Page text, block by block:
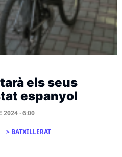
els seus
espanyol
2024 · 6:00
BATXILLERAT